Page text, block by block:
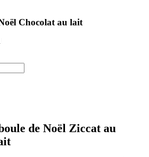
Chocolat au lait
de Noël Ziccat au